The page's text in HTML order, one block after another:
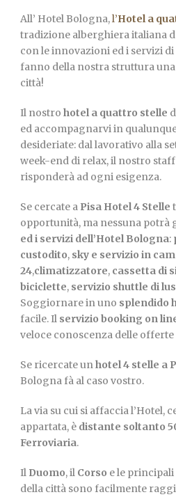
All’ Hotel Bologna,l’Hotel a
tradizione alberghiera italiana
con le innovazioni ed i servizi
fanno della nostra struttura
città!
Il nostro hotel a quattro stelle
ed accompagnarvi in
desideriate: dal lavorativo alla
week-end di relax, il nostro
risponderà ad ogni esigenza.
Se cercate a Pisa Hotel 4 Stelle
opportunità, ma nessuna potrà
ed i servizi dell’Hotel Bologna:
custodito, sky e servizio in
24,climatizzatore, cassetta di
biciclette, servizio shuttle di
Soggiornare in uno splendido
facile. Il servizio booking on
veloce conoscenza delle
Se ricercate unhotel 4 stelle a
Bologna fà al caso vostro.
La via su cui si affaccia l’Hotel,
appartata, è distante soltanto
Ferroviaria.
Il Duomo, il Corso e le
della città sono facilmente